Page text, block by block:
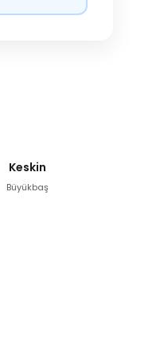
Keskin
Büyükbaş